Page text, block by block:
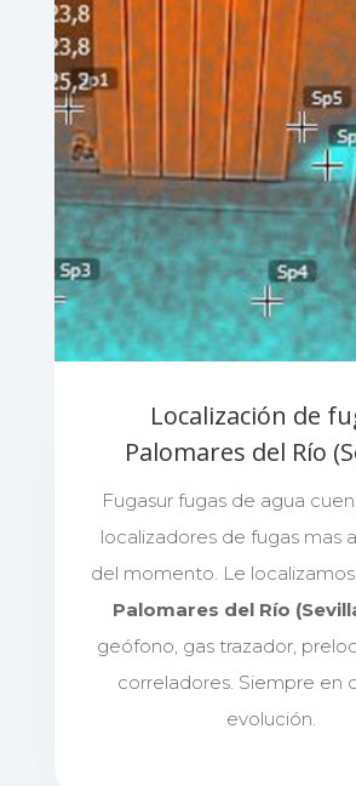
Localización de
Palomares del Río
Fugasur fugas de agua
localizadores de fugas mas
del momento. Le
Palomares del Río
geófono, gas trazador,
correladores. Siempre en
evolución.